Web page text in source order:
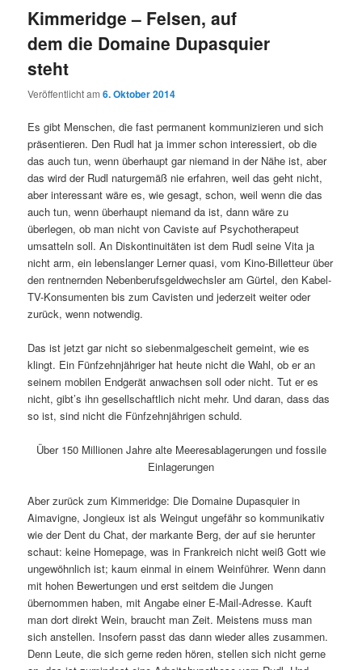
Kimmeridge – Felsen, auf
dem die Domaine Dupasquier
steht
Veröffentlicht am6. Oktober 2014
Es gibt Menschen, die fast permanent kommunizieren und sich
präsentieren. Den Rudl hat ja immer schon interessiert, ob die
das auch tun, wenn überhaupt gar niemand in der Nähe ist, aber
das wird der Rudl naturgemäß nie erfahren, weil das geht nicht,
aber interessant wäre es, wie gesagt, schon, weil wenn die das
auch tun, wenn überhaupt niemand da ist, dann wäre zu
überlegen, ob man nicht von Caviste auf Psychotherapeut
umsatteln soll. An Diskontinuitäten ist dem Rudl seine Vita ja
nicht arm, ein lebenslanger Lerner quasi, vom Kino-Billetteur über
den rentnernden Nebenberufsgeldwechsler am Gürtel, den Kabel-
TV-Konsumenten bis zum Cavisten und jederzeit weiter oder
zurück, wenn notwendig.
Das ist jetzt gar nicht so siebenmalgescheit gemeint, wie es
klingt. Ein Fünfzehnjähriger hat heute nicht die Wahl, ob er an
seinem mobilen Endgerät anwachsen soll oder nicht. Tut er es
nicht, gibt’s ihn gesellschaftlich nicht mehr. Und daran, dass das
so ist, sind nicht die Fünfzehnjährigen schuld.
Über 150 Millionen Jahre alte Meeresablagerungen und fossile
Einlagerungen
Aber zurück zum Kimmeridge: Die Domaine Dupasquier in
Aimavigne, Jongieux ist als Weingut ungefähr so kommunikativ
wie der Dent du Chat, der markante Berg, der auf sie herunter
schaut: keine Homepage, was in Frankreich nicht weiß Gott wie
ungewöhnlich ist; kaum einmal in einem Weinführer. Wenn dann
mit hohen Bewertungen und erst seitdem die Jungen
übernommen haben, mit Angabe einer E-Mail-Adresse. Kauft
man dort direkt Wein, braucht man Zeit. Meistens muss man
sich anstellen. Insofern passt das dann wieder alles zusammen.
Denn Leute, die sich gerne reden hören, stellen sich nicht gerne